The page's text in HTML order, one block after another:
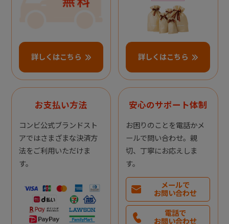
詳しくはこちら 詳しくはこちら
お支払い方法
コンビ公式ブランドスト
アではさまざまな決済方
法をご利用いただけま
す。
安心のサポート体制
お困りのことを電話かメ
ールで問い合わせ。親
切、丁寧にお応えしま
す。
メールで
お問い合わせ
電話で
お問い合わせ